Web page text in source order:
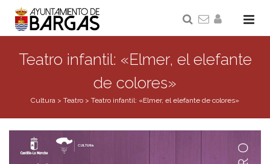
Teatro infantil: «Elmer, el elefante
de colores»
Cultura > Teatro > Teatro infantil: «Elmer, el elefante de colores»